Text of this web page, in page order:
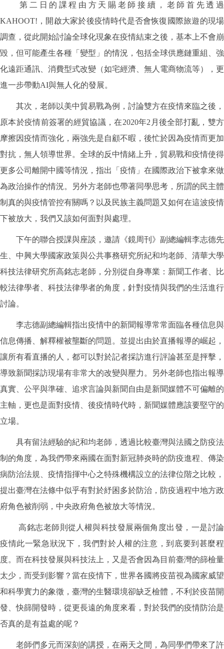
第二日的課程由方天賜老師接續，老師首先透過
KAHOOT!，開啟大家於後疫情時代是否會恢復國際旅遊的現場
調查，從此開始討論全球化現象在疫情結束之後，基本上不會崩
毀，但可能產生各種「變型」的情況，包括全球供應鏈重組、強
化遠距通訊、消費型式改變（如宅經濟、無人電商物流等），更
進一步帶動AI與無人化的發展。
其次，老師以美中貿易戰為例，討論雙方在疫情來臨之後，
原本於疫情前簽署的經貿協議，在2020年2月後全部打亂，雙方
摩擦因疫情而強化，兩強先是自顧不暇，後忙於因為疫情而更加
對抗，無人領導世界。全球的反中情緒上升，貿易戰和疫情使得
更多公司離開中國等情況，指出「疫情」在國際政治下被拿來做
為政治操作的情況。另外方老師也帶著同學思考，所謂的民主體
制真的與疫情管控有關嗎？以及民族主義問題又如何在這波疫情
下被放大，我們又該如何面對與處理。
下午的聯合授課與座談，邀請《鏡周刊》副總編輯李志德先
生、中興大學國家政策與公共事務研究所紀和均老師、清華大學
科技法律研究所高銘志老師，分別從自身專業：新聞工作者、比
較法律學者、科技法律學者的角度，針對疫情與我們的生活進行
討論。
李志德副總編輯指出疫情中的新聞報導常常面臨各種信息與
信息傳播、解釋權被壟斷的問題。並提出由於直播報導的崛起，
讓所有看直播的人，都可以對於記者採訪進行評論甚至是抨擊，
導致新聞採訪現場有非常大的改變與壓力。另外老師也指出報導
真實、公平與準確、追求言論與新聞自由是新聞媒體不可偏離的
主軸，更也是面對疫情、後疫情時代時，新聞媒體應該要堅守的
立場。
具有留法經驗的紀和均老師，透過比較臺灣與法國之防疫法
制的角度，為我們帶來兩國在面對新冠肺炎時的防疫進程、傳染
病防治法規、疫情指揮中心之特殊機構設立的法律位階之比較，
提出臺灣在法條中似乎有對於紓困多於防治，防疫過程中地方政
府角色被削弱，中央政府角色被放大等情況。
高銘志老師則從人權與科技發展兩個角度出發，一是討論
疫情此一緊急狀況下，我們對於人權的注意，到底要到甚麼程
度。而在科技發展與科技法上，又是否會因為目前臺灣的篩檢量
太少，而受到影響？當在疫情下，世界各國將疫苗視為國家威望
和科學實力的象徵，臺灣的生醫環境卻缺乏檢體，不利於疫苗開
發、快篩開發時，從更長遠的角度來看，對於我們的疫情防治是
否真的是有益處的呢？
老師們多元而深刻的講授，在兩天之間，為同學們帶來了許